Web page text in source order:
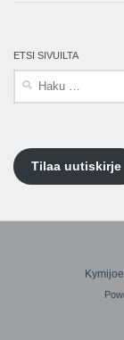
ETSI SIVUILTA
Tilaa uutiskirje